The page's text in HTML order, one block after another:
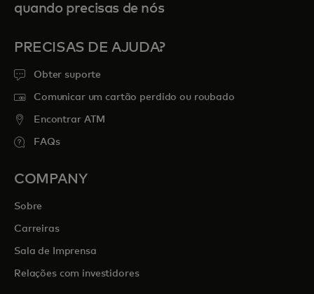
quando precisas de nós
PRECISAS DE AJUDA?
Obter suporte
Comunicar um cartão perdido ou roubado
Encontrar ATM
FAQs
COMPANY
Sobre
Carreiras
Sala de Imprensa
Relações com investidores